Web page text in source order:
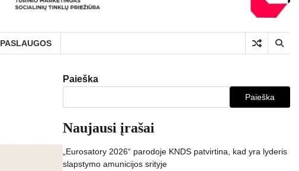
PASLAUGOS
Paieška
Paieška
Naujausi įrašai
„Eurosatory 2026“ parodoje KNDS patvirtina, kad yra lyderis
slapstymo amunicijos srityje